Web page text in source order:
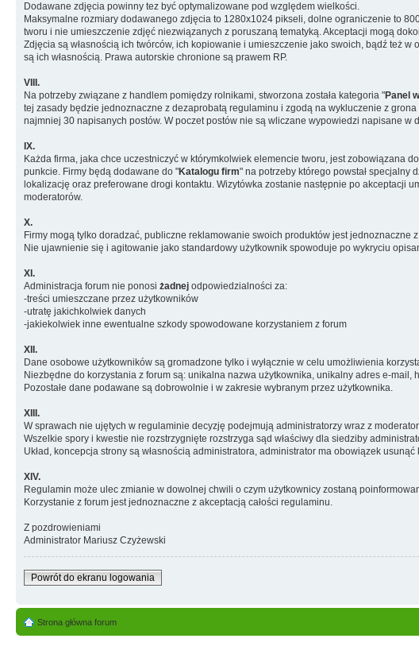
Dodawane zdjęcia powinny tez być optymalizowane pod względem wielkości.
Maksymalne rozmiary dodawanego zdjęcia to 1280x1024 pikseli, dolne ograniczenie to
tworu i nie umieszczenie zdjęć niezwiązanych z poruszaną tematyką. Akceptacji mogą
Zdjęcia są własnością ich twórców, ich kopiowanie i umieszczenie jako swoich, bądź też
są ich własnością. Prawa autorskie chronione są prawem RP.
VIII.
Na potrzeby związane z handlem pomiędzy rolnikami, stworzona została kategoria "Panel
tej zasady będzie jednoznaczne z dezaprobatą regulaminu i zgodą na wykluczenie z
najmniej 30 napisanych postów. W poczet postów nie są wliczane wypowiedzi napisane w
IX.
Każda firma, jaka chce uczestniczyć w którymkolwiek elemencie tworu, jest zobowiązana
punkcie. Firmy będą dodawane do "Katalogu firm" na potrzeby którego powstał specjalny
lokalizację oraz preferowane drogi kontaktu. Wizytówka zostanie następnie po
moderatorów.
X.
Firmy mogą tylko doradzać, publiczne reklamowanie swoich produktów jest
Nie ujawnienie się i agitowanie jako standardowy użytkownik spowoduje po wykryciu
XI.
Administracja forum nie ponosi żadnej odpowiedzialności za:
-treści umieszczane przez użytkowników
-utratę jakichkolwiek danych
-jakiekolwiek inne ewentualne szkody spowodowane korzystaniem z forum
XII.
Dane osobowe użytkowników są gromadzone tylko i wyłącznie w celu umożliwienia
Niezbędne do korzystania z forum są: unikalna nazwa użytkownika, unikalny adres e-mail,
Pozostałe dane podawane są dobrowolnie i w zakresie wybranym przez użytkownika.
XIII.
W sprawach nie ujętych w regulaminie decyzję podejmują administratorzy wraz z
Wszelkie spory i kwestie nie rozstrzygnięte rozstrzyga sąd właściwy dla siedziby
Układ, koncepcja strony są własnością administratora, administrator ma obowiązek
XIV.
Regulamin może ulec zmianie w dowolnej chwili o czym użytkownicy zostaną
Korzystanie z forum jest jednoznaczne z akceptacją całości regulaminu.
Z pozdrowieniami
Administrator Mariusz Czyżewski
Powrót do ekranu logowania
Strona główna forum